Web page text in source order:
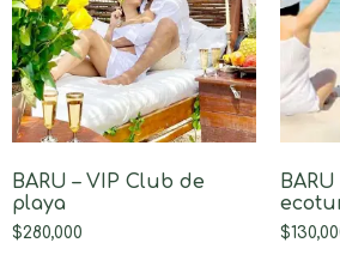
BARU – VIP Club de
playa
$280,000 $